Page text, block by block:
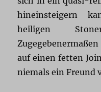
hineinsteigern
heiligen
auf einen fetten
niemals ein Freund